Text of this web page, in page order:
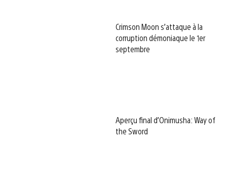
Crimson Moon s’attaque à la
corruption démoniaque le 1er
septembre
Aperçu final d’Onimusha: Way of
the Sword